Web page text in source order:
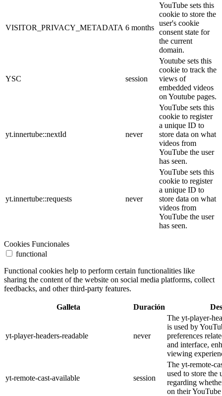
VISITOR_PRIVACY_METADATA 6 months
YouTube sets this
cookie to store the
user's cookie
consent state for
the current
domain.
YSC session
Youtube sets this
cookie to track the
views of
embedded videos
on Youtube pages.
yt.innertube::nextId never
YouTube sets this
cookie to register
a unique ID to
store data on what
videos from
YouTube the user
has seen.
yt.innertube::requests never
YouTube sets this
cookie to register
a unique ID to
store data on what
videos from
YouTube the user
has seen.
Cookies Funcionales
functional
Functional cookies help to perform certain functionalities like
sharing the content of the website on social media platforms, collect
feedbacks, and other third-party features.
Galleta Duración
yt-player-headers-readable never
The yt-player-
is used by
preferences
and interface,
viewing
yt-remote-cast-available session
The yt-remote-
used to store the
regarding
on their